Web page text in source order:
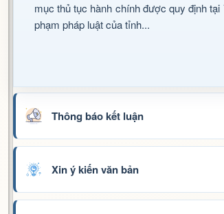
mục thủ tục hành chính được quy định tại
phạm pháp luật của tỉnh...
Thông báo kết luận
Xin ý kiến văn bản